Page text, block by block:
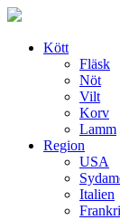
Skip
contentKött
Fläsk
Nöt
Vilt
Korv
Lamm
Region
USA
Italien